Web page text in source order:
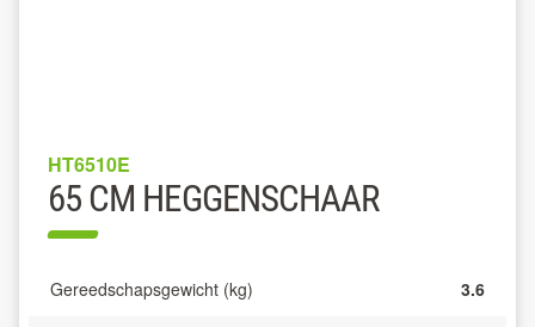
HT6510E
65 CM HEGGENSCHAAR
Gereedschapsgewicht (kg) 3.6